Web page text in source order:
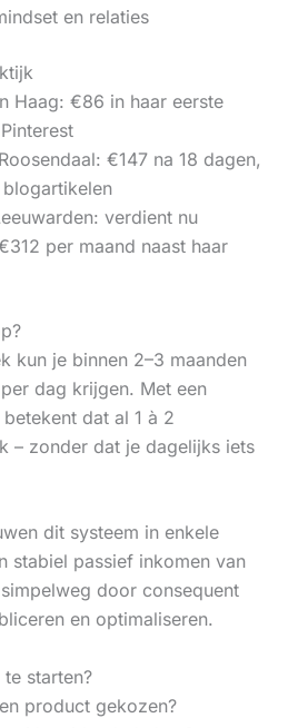
en relaties
Haag: €86 in haar eerste
€147 na 18 dagen,
verdient nu
per maand naast haar
kun je binnen 2–3 maanden
dag krijgen. Met een
dat al 1 à 2
– zonder dat je dagelijks iets
dit systeem in enkele
stabiel passief inkomen van
door consequent
en optimaliseren.
starten?
product gekozen?